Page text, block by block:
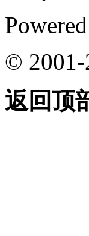
© 2001-
返回顶